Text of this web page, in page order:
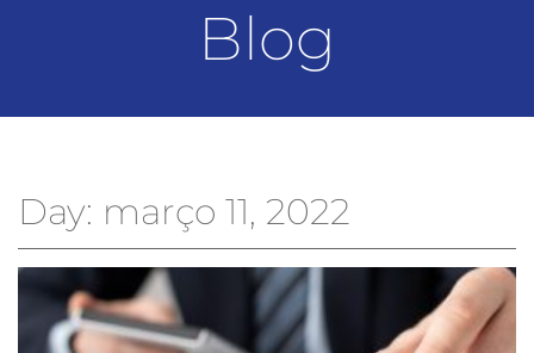
Blog
Day: março 11, 2022